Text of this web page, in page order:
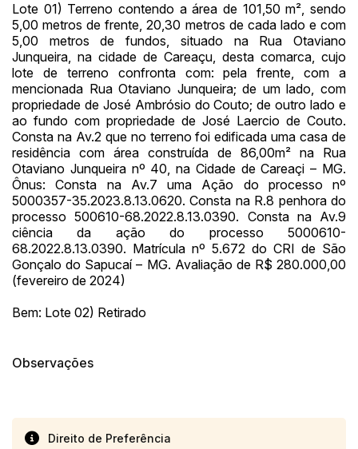
Lote 01) Terreno contendo a área de 101,50 m², sendo
5,00 metros de frente, 20,30 metros de cada lado e com
5,00 metros de fundos, situado na Rua Otaviano
Junqueira, na cidade de Careaçu, desta comarca, cujo
lote de terreno confronta com: pela frente, com a
mencionada Rua Otaviano Junqueira; de um lado, com
propriedade de José Ambrósio do Couto; de outro lado e
ao fundo com propriedade de José Laercio de Couto.
Consta na Av.2 que no terreno foi edificada uma casa de
residência com área construída de 86,00m² na Rua
Otaviano Junqueira nº 40, na Cidade de Careaçi – MG.
Ônus: Consta na Av.7 uma Ação do processo nº
5000357-35.2023.8.13.0620. Consta na R.8 penhora do
processo 500610-68.2022.8.13.0390. Consta na Av.9
ciência da ação do processo 5000610-
68.2022.8.13.0390. Matrícula nº 5.672 do CRI de São
Gonçalo do Sapucaí – MG. Avaliação de R$ 280.000,00
(fevereiro de 2024)
Bem: Lote 02) Retirado
Observações
Direito de Preferência
14/04/2025 18:43:11 TIAGOFELIPE R$ 1,00
14/04/2025 18:43:11 TIAGOFELIPE R$ 1,00
Clique aqui para fazer login